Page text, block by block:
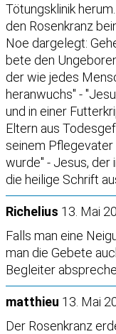
Tötungsklinik
den Rosenkranz
Noe dargelegt:
bete den
der wie jedes
heranwuchs" -
und in einer
Eltern aus
seinem
wurde" - Jesus, der
die heilige Schrift
Richelius 13. Mai
Falls man eine
man die Gebete
Begleiter
matthieu 13. Mai
Der Rosenkranz